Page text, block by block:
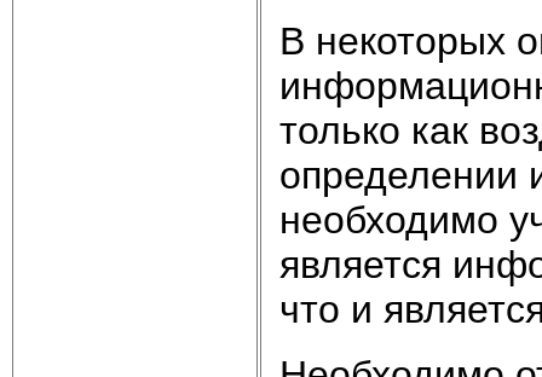
В некоторых
только как
определении
необходимо
является
что и